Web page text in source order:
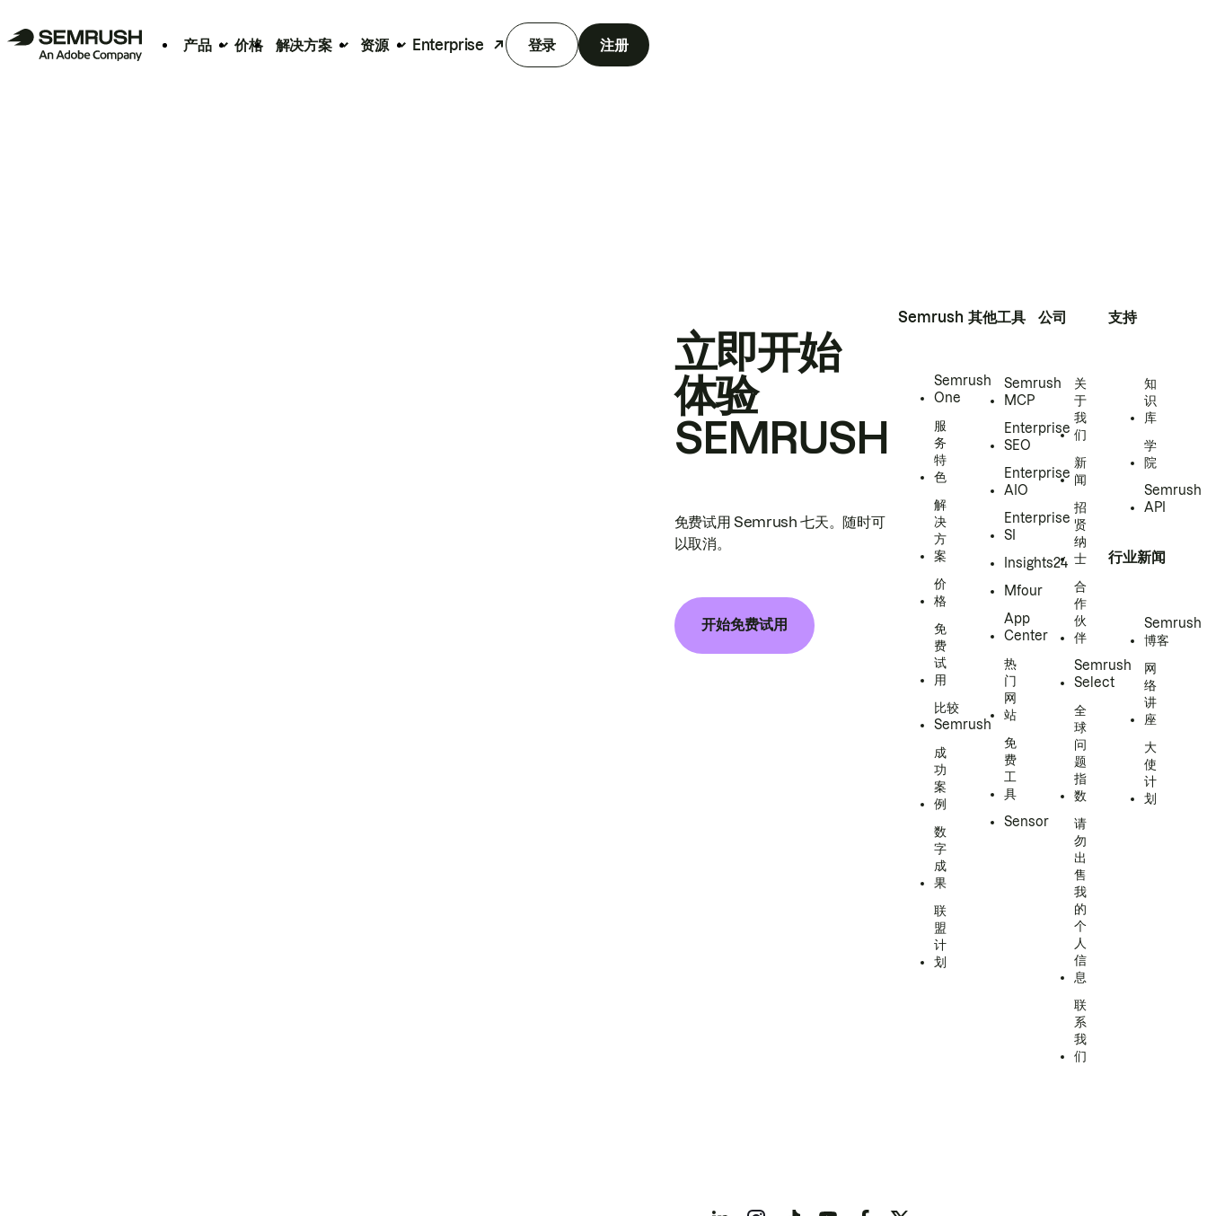
产品 价格 解决方案 资源 Enterprise 登录 注册
立即开始
体验
SEMRUSH
免费试用 Semrush 七天。随时可
以取消。
开始免费试用
Semrush
Semrush
One
服
务
特
色
解
决
方
案
价
格
免
费
试
用
比较
Semrush
成
功
案
例
数
字
成
果
联
盟
计
划
其他工具
Semrush
MCP
Enterprise
SEO
Enterprise
AIO
Enterprise
SI
Insights24
Mfour
App
Center
热
门
网
站
免
费
工
具
Sensor
公司
关
于
我
们
新
闻
招
贤
纳
士
合
作
伙
伴
Semrush
Select
全
球
问
题
指
数
请
勿
出
售
我
的
个
人
信
息
联
系
我
们
支持
知
识
库
学
院
Semrush
API
行业新闻
Semrush
博客
网
络
讲
座
大
使
计
划